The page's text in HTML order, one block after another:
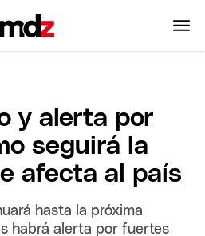
y alerta por
seguirá la
afecta al país
hasta la próxima
habrá alerta por fuertes